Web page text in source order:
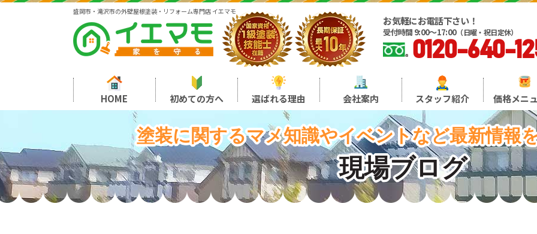
盛岡市・滝沢市の外壁屋根塗装・リフォーム専門店 イエマモ
お気軽にお電話下さい！
受付時間 9:00～17:00（日曜・祝日定休）
0120-640-
HOME 初めての方へ 選ばれる理由 会社案内 スタッフ紹介 価格メニ
塗装に関するマメ知識やイベントなど最新情報
現場ブログ